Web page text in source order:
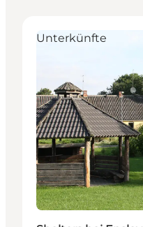
Unterkünfte